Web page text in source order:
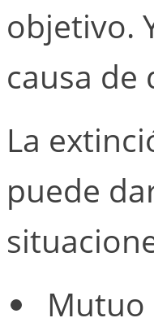
objetivo.
causa de
La
puede
Mutuo